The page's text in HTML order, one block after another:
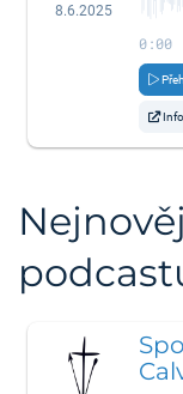
8.6.2025
0:00